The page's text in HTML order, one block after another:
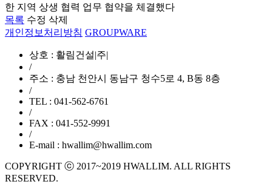
한 지역 상생 협력 업무 협약을 체결했다
목록 수정 삭제
개인정보처리방침 GROUPWARE
상호 : 활림건설|주|
/
주소 : 충남 천안시 동남구 청수5로 4, B동 8층
/
TEL : 041-562-6761
/
FAX : 041-552-9991
/
E-mail : hwallim@hwallim.com
COPYRIGHT ⓒ 2017~2019 HWALLIM. ALL RIGHTS
RESERVED.